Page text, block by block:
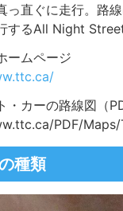
っ直ぐに走行。路
するAll Night
ームページ
・カーの路線図（
PDF/
種類